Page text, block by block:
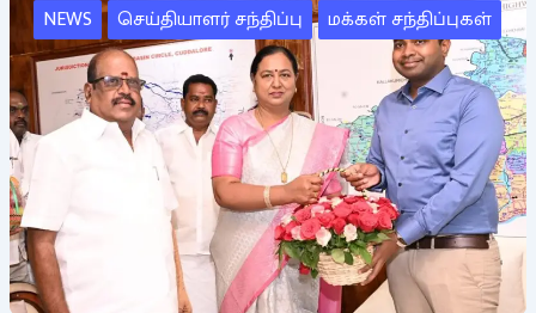
NEWS செய்தியாளர் சந்திப்பு மக்கள் சந்திப்புகள்